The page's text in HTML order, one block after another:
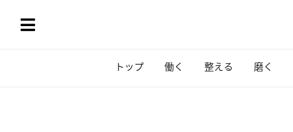
トップ 働く 整える 磨く